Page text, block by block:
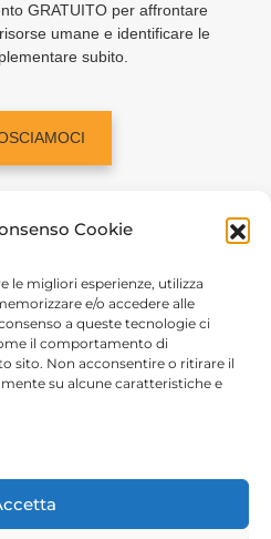
Cookie
le migliori esperienze, utilizza
e/o accedere alle
a queste tecnologie ci
il comportamento di
sito. Non acconsentire o ritirare il
su alcune caratteristiche e
GRATUITO per affrontare
umane e identificare le
subito.
Chi siamo
Conosciamoci